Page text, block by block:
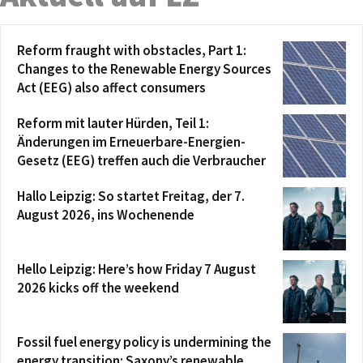
Reform fraught with obstacles, Part 1:
Changes to the Renewable Energy Sources
Act (EEG) also affect consumers
Reform mit lauter Hürden, Teil 1:
Änderungen im Erneuerbare-Energien-
Gesetz (EEG) treffen auch die Verbraucher
Hallo Leipzig: So startet Freitag, der 7.
August 2026, ins Wochenende
Hello Leipzig: Here’s how Friday 7 August
2026 kicks off the weekend
Fossil fuel energy policy is undermining the